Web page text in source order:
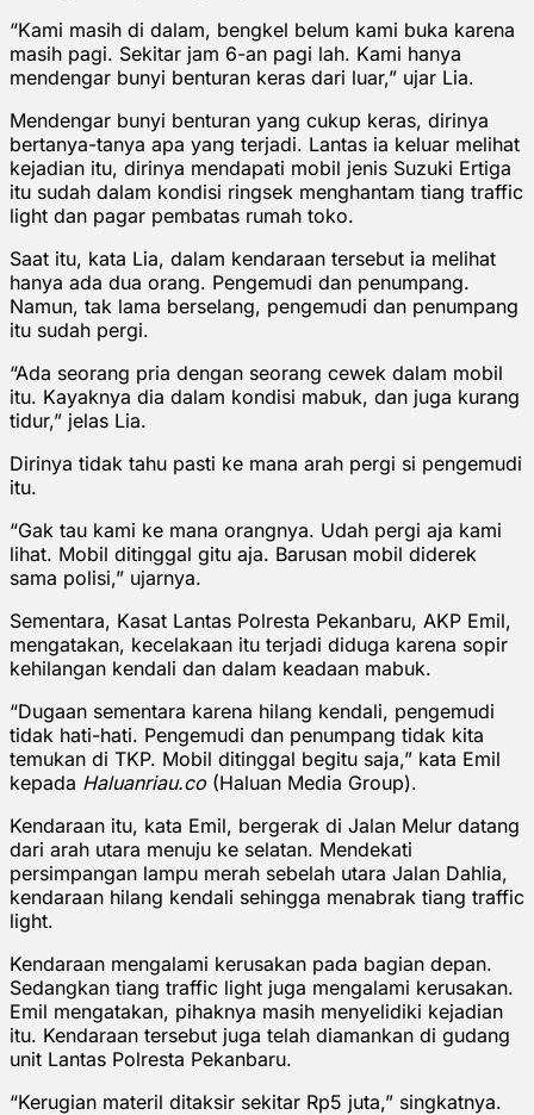
“Kami masih di dalam, bengkel belum kami buka karena
masih pagi. Sekitar jam 6-an pagi lah. Kami hanya
mendengar bunyi benturan keras dari luar,” ujar Lia.
Mendengar bunyi benturan yang cukup keras, dirinya
bertanya-tanya apa yang terjadi. Lantas ia keluar melihat
kejadian itu, dirinya mendapati mobil jenis Suzuki Ertiga
itu sudah dalam kondisi ringsek menghantam tiang traffic
light dan pagar pembatas rumah toko.
Saat itu, kata Lia, dalam kendaraan tersebut ia melihat
hanya ada dua orang. Pengemudi dan penumpang.
Namun, tak lama berselang, pengemudi dan penumpang
itu sudah pergi.
“Ada seorang pria dengan seorang cewek dalam mobil
itu. Kayaknya dia dalam kondisi mabuk, dan juga kurang
tidur,” jelas Lia.
Dirinya tidak tahu pasti ke mana arah pergi si pengemudi
itu.
“Gak tau kami ke mana orangnya. Udah pergi aja kami
lihat. Mobil ditinggal gitu aja. Barusan mobil diderek
sama polisi,” ujarnya.
Sementara, Kasat Lantas Polresta Pekanbaru, AKP Emil,
mengatakan, kecelakaan itu terjadi diduga karena sopir
kehilangan kendali dan dalam keadaan mabuk.
“Dugaan sementara karena hilang kendali, pengemudi
tidak hati-hati. Pengemudi dan penumpang tidak kita
temukan di TKP. Mobil ditinggal begitu saja,” kata Emil
kepada Haluanriau.co (Haluan Media Group).
Kendaraan itu, kata Emil, bergerak di Jalan Melur datang
dari arah utara menuju ke selatan. Mendekati
persimpangan lampu merah sebelah utara Jalan Dahlia,
kendaraan hilang kendali sehingga menabrak tiang traffic
light.
Kendaraan mengalami kerusakan pada bagian depan.
Sedangkan tiang traffic light juga mengalami kerusakan.
Emil mengatakan, pihaknya masih menyelidiki kejadian
itu. Kendaraan tersebut juga telah diamankan di gudang
unit Lantas Polresta Pekanbaru.
“Kerugian materil ditaksir sekitar Rp5 juta,” singkatnya.